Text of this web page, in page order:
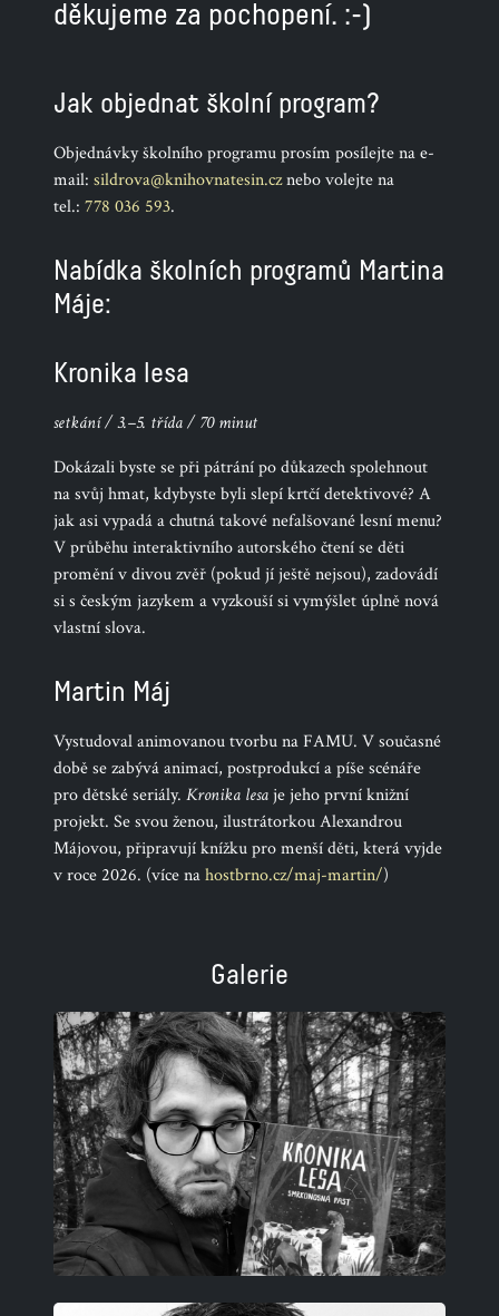
děkujeme za pochopení. :-)
Jak objednat školní program?
Objednávky školního programu prosím posílejte na e-
mail: sildrova@knihovnatesin.cznebo volejte na
tel.: 778 036 593.
Nabídka školních programů Martina
Máje:
Kronika lesa
setkání / 3.–5. třída / 70 minut
Dokázali byste se při pátrání po důkazech spolehnout
na svůj hmat, kdybyste byli slepí krtčí detektivové? A
jak asi vypadá a chutná takové nefalšované lesní menu?
V průběhu interaktivního autorského čtení se děti
promění v divou zvěř (pokud jí ještě nejsou), zadovádí
si s českým jazykem a vyzkouší si vymýšlet úplně nová
vlastní slova.
Martin Máj
Vystudoval animovanou tvorbu na FAMU. V současné
době se zabývá animací, postprodukcí a píše scénáře
pro dětské seriály. Kronika lesaje jeho první knižní
projekt. Se svou ženou, ilustrátorkou Alexandrou
Májovou, připravují knížku pro menší děti, která vyjde
v roce 2026. (více nahostbrno.cz/maj-martin/)
Galerie